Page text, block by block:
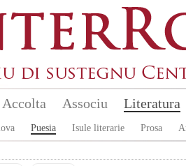
Accolta Associu Literatura
Puesia Isule literarie Prosa